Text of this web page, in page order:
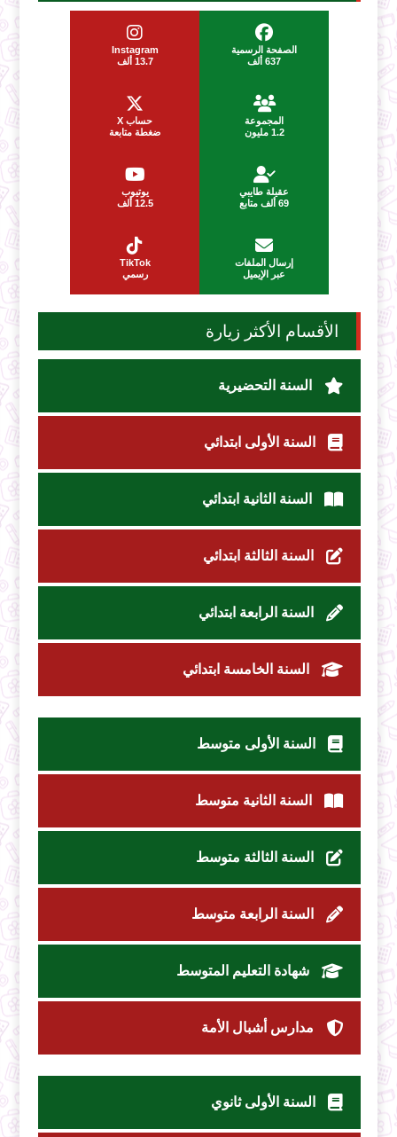
الصفحة الرسمية
637 ألف
Instagram
13.7 ألف
المجموعة
1.2 مليون
حساب X
ضغطة متابعة
عقيلة طايبي
69 ألف متابع
يوتيوب
12.5 ألف
إرسال الملفات
عبر الإيميل
TikTok
رسمي
الأقسام الأكثر زيارة
السنة التحضيرية
السنة الأولى ابتدائي
السنة الثانية ابتدائي
السنة الثالثة ابتدائي
السنة الرابعة ابتدائي
السنة الخامسة ابتدائي
السنة الأولى متوسط
السنة الثانية متوسط
السنة الثالثة متوسط
السنة الرابعة متوسط
شهادة التعليم المتوسط
مدارس أشبال الأمة
السنة الأولى ثانوي